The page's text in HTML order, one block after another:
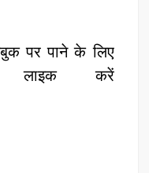
पर पाने के लिए
करें